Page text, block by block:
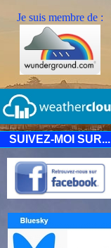
Je suis membre de :
SUIVEZ-MOI SUR...